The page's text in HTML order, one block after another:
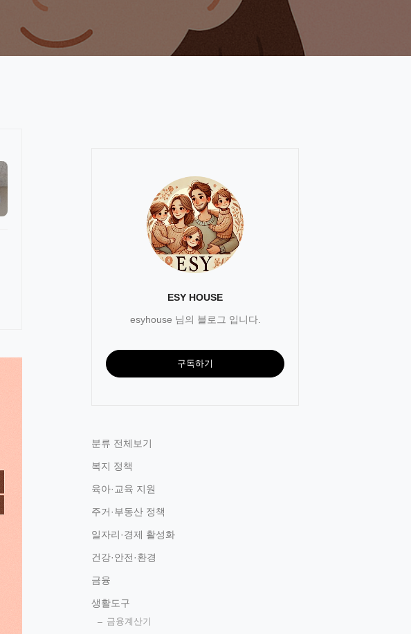
ESY HOUSE
esyhouse 님의 블로그 입니다.
구독하기
분류 전체보기
복지 정책
육아·교육 지원
주거·부동산 정책
일자리·경제 활성화
건강·안전·환경
금융
생활도구
금융계산기